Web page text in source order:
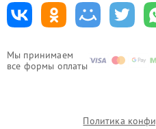
Мы принимаем
все формы оплаты
Политика